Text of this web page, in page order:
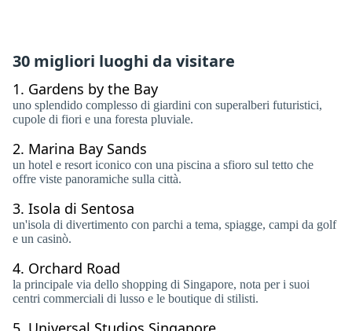
30 migliori luoghi da visitare
1. Gardens by the Bay
uno splendido complesso di giardini con superalberi futuristici,
cupole di fiori e una foresta pluviale.
2. Marina Bay Sands
un hotel e resort iconico con una piscina a sfioro sul tetto che
offre viste panoramiche sulla città.
3. Isola di Sentosa
un'isola di divertimento con parchi a tema, spiagge, campi da golf
e un casinò.
4. Orchard Road
la principale via dello shopping di Singapore, nota per i suoi
centri commerciali di lusso e le boutique di stilisti.